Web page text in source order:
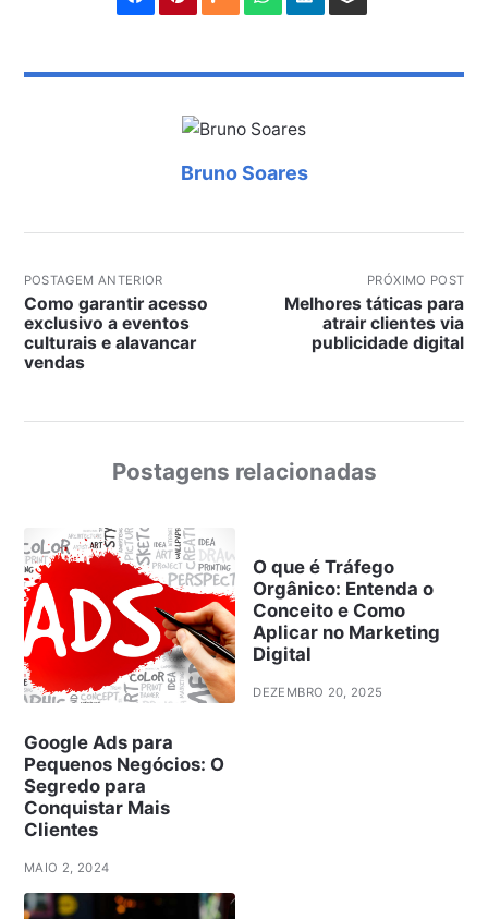
Bruno Soares
POSTAGEM ANTERIOR
Como garantir acesso
exclusivo a eventos
culturais e alavancar
vendas
PRÓXIMO POST
Melhores táticas para
atrair clientes via
publicidade digital
Postagens relacionadas
Google Ads para
Pequenos Negócios: O
Segredo para
Conquistar Mais
Clientes
MAIO 2, 2024
O que é Tráfego
Orgânico: Entenda o
Conceito e Como
Aplicar no Marketing
Digital
DEZEMBRO 20, 2025